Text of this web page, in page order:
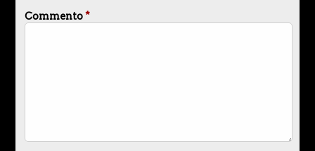
Commento*